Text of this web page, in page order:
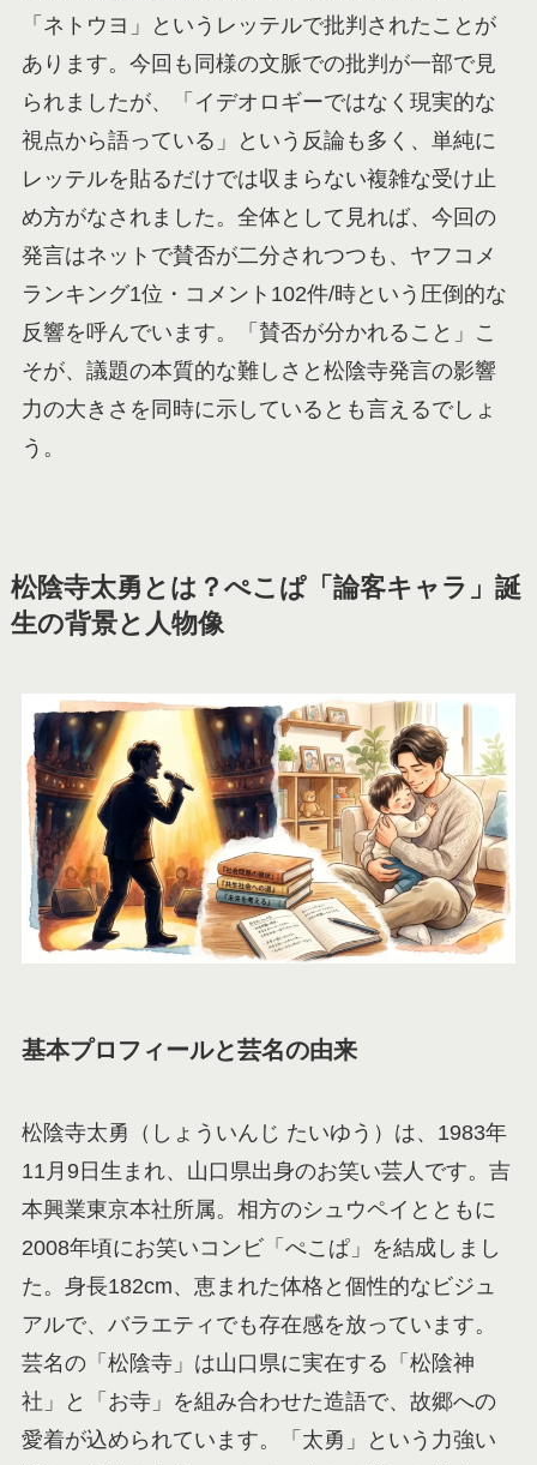
「ネトウヨ」というレッテルで批判されたことが
あります。今回も同様の文脈での批判が一部で見
られましたが、「イデオロギーではなく現実的な
視点から語っている」という反論も多く、単純に
レッテルを貼るだけでは収まらない複雑な受け止
め方がなされました。全体として見れば、今回の
発言はネットで賛否が二分されつつも、ヤフコメ
ランキング1位・コメント102件/時という圧倒的な
反響を呼んでいます。「賛否が分かれること」こ
そが、議題の本質的な難しさと松陰寺発言の影響
力の大きさを同時に示しているとも言えるでしょ
う。
松陰寺太勇とは？ぺこぱ「論客キャラ」誕
生の背景と人物像
基本プロフィールと芸名の由来
松陰寺太勇（しょういんじ たいゆう）は、1983年
11月9日生まれ、山口県出身のお笑い芸人です。吉
本興業東京本社所属。相方のシュウペイとともに
2008年頃にお笑いコンビ「ぺこぱ」を結成しまし
た。身長182cm、恵まれた体格と個性的なビジュ
アルで、バラエティでも存在感を放っています。
芸名の「松陰寺」は山口県に実在する「松陰神
社」と「お寺」を組み合わせた造語で、故郷への
愛着が込められています。「太勇」という力強い